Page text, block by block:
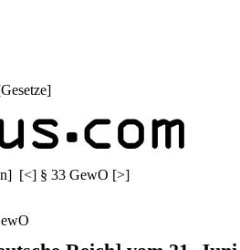
Gesetze]
] [<] § 33 GewO [>]